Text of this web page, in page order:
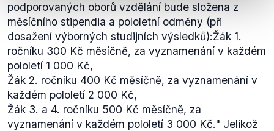
podporovaných oborů vzdělání bude složena z
měsíčního stipendia a pololetní odměny (při
dosažení výborných studijních výsledků):Žák 1.
ročníku 300 Kč měsíčně, za vyznamenání v každém
pololetí 1 000 Kč,
Žák 2. ročníku 400 Kč měsíčně, za vyznamenání v
každém pololetí 2 000 Kč,
Žák 3. a 4. ročníku 500 Kč měsíčně, za
vyznamenání v každém pololetí 3 000 Kč." Jelikož